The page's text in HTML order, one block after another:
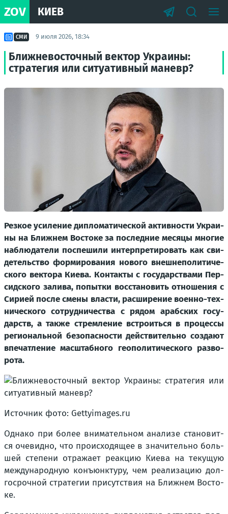
ZOV КИЕВ
СМИ 9 июля 2026, 18:34
Ближневосточный вектор Украины:
стратегия или ситуативный маневр?
Рез­кое уси­ле­ние дипло­ма­ти­че­ской актив­но­сти Укра­и­
ны на Ближ­нем Восто­ке за послед­ние меся­цы мно­гие
наблю­да­те­ли поспе­ши­ли интер­пре­ти­ро­вать как сви­
де­тель­ство фор­ми­ро­ва­ния ново­го внеш­не­по­ли­ти­че­
ско­го век­то­ра Кие­ва. Кон­так­ты с госу­дар­ства­ми Пер­
сид­ско­го зали­ва, попыт­ки вос­ста­но­вить отно­ше­ния с
Сири­ей после сме­ны вла­сти, рас­ши­ре­ние воен­но-тех­
ни­че­ско­го сотруд­ни­че­ства с рядом араб­ских госу­
дарств, а так­же стрем­ле­ние встро­ить­ся в про­цес­сы
реги­о­наль­ной без­опас­но­сти дей­стви­тель­но созда­ют
впе­чат­ле­ние мас­штаб­но­го гео­по­ли­ти­че­ско­го раз­во­
ро­та.
Источ­ник фото: Gettyimages.ru
Одна­ко при более вни­ма­тель­ном ана­ли­зе ста­но­вит­
ся оче­вид­но, что про­ис­хо­дя­щее в зна­чи­тель­но боль­
шей сте­пе­ни отра­жа­ет реак­цию Кие­ва на теку­щую
меж­ду­на­род­ную конъ­юнк­ту­ру, чем реа­ли­за­цию дол­
го­сроч­ной стра­те­гии при­сут­ствия на Ближ­нем Восто­
ке.